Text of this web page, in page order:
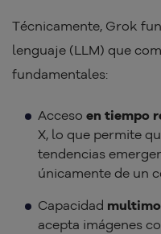
Técnicamente, Grok
lenguaje (LLM) que
fundamentales:
Acceso en tiempo
X, lo que permite
tendencias
únicamente de un
Capacidad
acepta imágenes